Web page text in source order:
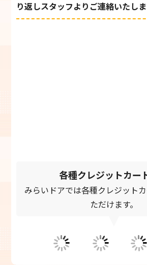
り返しスタッフよりご連絡いたしま
各種クレジットカー
みらいドアでは各種クレジット
ただけます。